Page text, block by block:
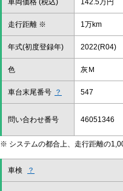
車両価格 (税込) 142.5万円
走行距離 ※ 1万km
年式(初度登録年) 2022(R04)
色 灰Ｍ
車台末尾番号 ？ 547
問い合わせ番号 46051346
※ システムの都合上、走行距離の
車検 ？